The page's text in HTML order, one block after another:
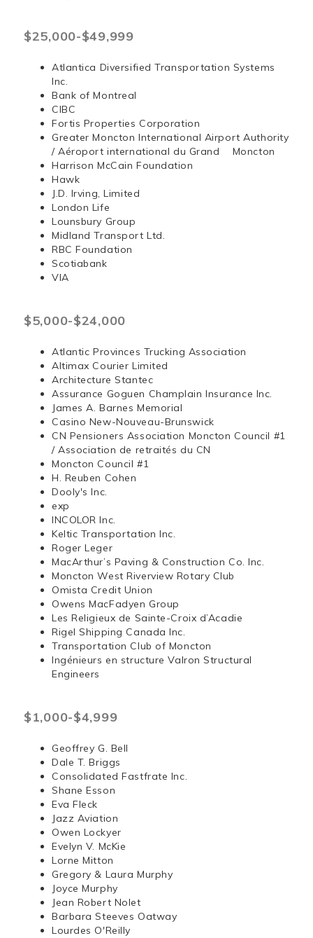
$25,000-$49,999
Atlantica Diversified Transportation Systems
Inc.
Bank of Montreal
CIBC
Fortis Properties Corporation
Greater Moncton International Airport Authority
/ Aéroport international du Grand Moncton
Harrison McCain Foundation
Hawk
J.D. Irving, Limited
London Life
Lounsbury Group
Midland Transport Ltd.
RBC Foundation
Scotiabank
VIA
$5,000-$24,000
Atlantic Provinces Trucking Association
Altimax Courier Limited
Architecture Stantec
Assurance Goguen Champlain Insurance Inc.
James A. Barnes Memorial
Casino New-Nouveau-Brunswick
CN Pensioners Association Moncton Council #1
/ Association de retraités du CN
Moncton Council #1
H. Reuben Cohen
Dooly's Inc.
exp
INCOLOR Inc.
Keltic Transportation Inc.
Roger Leger
MacArthur’s Paving & Construction Co. Inc.
Moncton West Riverview Rotary Club
Omista Credit Union
Owens MacFadyen Group
Les Religieux de Sainte-Croix d’Acadie
Rigel Shipping Canada Inc.
Transportation Club of Moncton
Ingénieurs en structure Valron Structural
Engineers
$1,000-$4,999
Geoffrey G. Bell
Dale T. Briggs
Consolidated Fastfrate Inc.
Shane Esson
Eva Fleck
Jazz Aviation
Owen Lockyer
Evelyn V. McKie
Lorne Mitton
Gregory & Laura Murphy
Joyce Murphy
Jean Robert Nolet
Barbara Steeves Oatway
Lourdes O'Reilly